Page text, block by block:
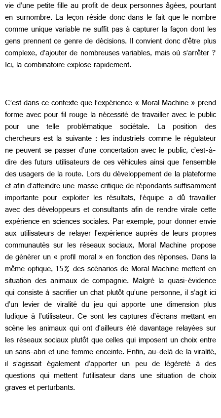
vie d’une petite fille au profit de deux personnes âgées, pourtant
en surnombre. La leçon réside donc dans le fait que le nombre
comme unique variable ne suffit pas à capturer la façon dont les
gens prennent ce genre de décisions. Il convient donc d’être plus
complexe, d’ajouter de nombreuses variables, mais où s’arrêter ?
Ici, la combinatoire explose rapidement.
C’est dans ce contexte que l’expérience « Moral Machine » prend
forme avec pour fil rouge la nécessité de travailler avec le public
pour une telle problématique sociétale. La position des
chercheurs est la suivante : les industriels comme le régulateur
ne peuvent se passer d’une concertation avec le public, c’est-à-
dire des futurs utilisateurs de ces véhicules ainsi que l’ensemble
des usagers de la route. Lors du développement de la plateforme
et afin d’atteindre une masse critique de répondants suffisamment
importante pour exploiter les résultats, l’équipe a dû travailler
avec des développeurs et consultants afin de rendre virale cette
expérience en sciences sociales. Par exemple, pour donner envie
aux utilisateurs de relayer l’expérience auprès de leurs propres
communautés sur les réseaux sociaux, Moral Machine propose
de générer un « profil moral » en fonction des réponses. Dans la
même optique, 15% des scénarios de Moral Machine mettent en
situation des animaux de compagnie. Malgré la quasi-évidence
qui consiste à sacrifier un chat plutôt qu’une personne, il s’agit ici
d’un levier de viralité du jeu qui apporte une dimension plus
ludique à l’utilisateur. Ce sont les captures d’écrans mettant en
scène les animaux qui ont d’ailleurs été davantage relayées sur
les réseaux sociaux plutôt que celles qui imposent un choix entre
un sans-abri et une femme enceinte. Enfin, au-delà de la viralité,
il s’agissait également d’apporter un peu de légèreté à des
questions qui mettent l’utilisateur dans une situation de choix
graves et perturbants.